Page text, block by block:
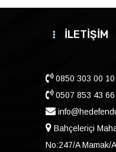
İLETİŞİM
0850 303 00 10
0507 853 43 66
Bahçeleriçi
No:247/A Mamak/